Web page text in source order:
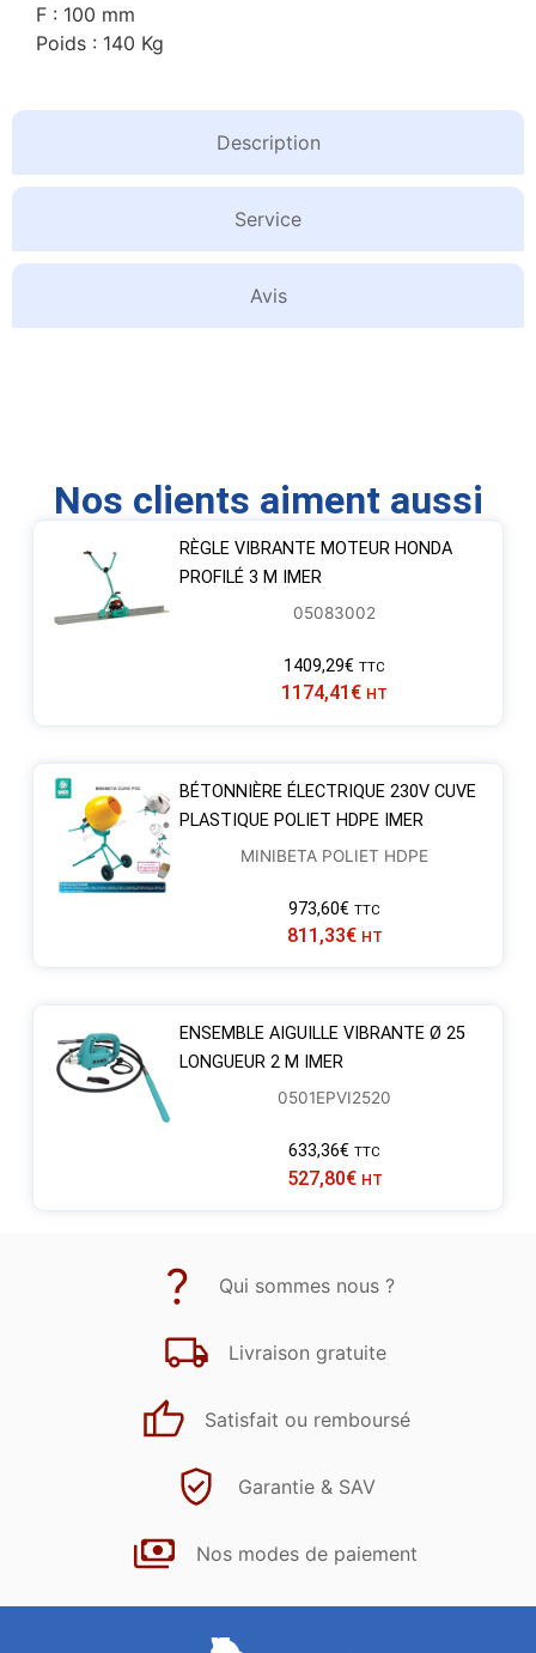
Description
Service
Avis
F : 100 mm
Poids : 140 Kg
Nos clients aiment aussi
RÈGLE VIBRANTE MOTEUR HONDA
PROFILÉ 3 M IMER
05083002
1409,29€ TTC
1174,41 € HT
BÉTONNIÈRE ÉLECTRIQUE 230V CUVE
PLASTIQUE POLIET HDPE IMER
MINIBETA POLIET HDPE
973,60€ TTC
811,33€ HT
ENSEMBLE AIGUILLE VIBRANTE Ø 25
LONGUEUR 2 M IMER
0501EPVI2520
633,36€ TTC
527,80€ HT
Qui sommes nous ?
Livraison gratuite
Satisfait ou remboursé
Garantie & SAV
Nos modes de paiement